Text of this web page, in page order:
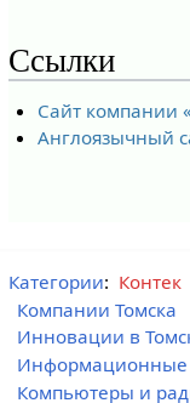
Ссылки
Сайт компании
Англоязычный
Категории: Контек
Компании Томска
Инновации в
Информационные
Компьютеры и